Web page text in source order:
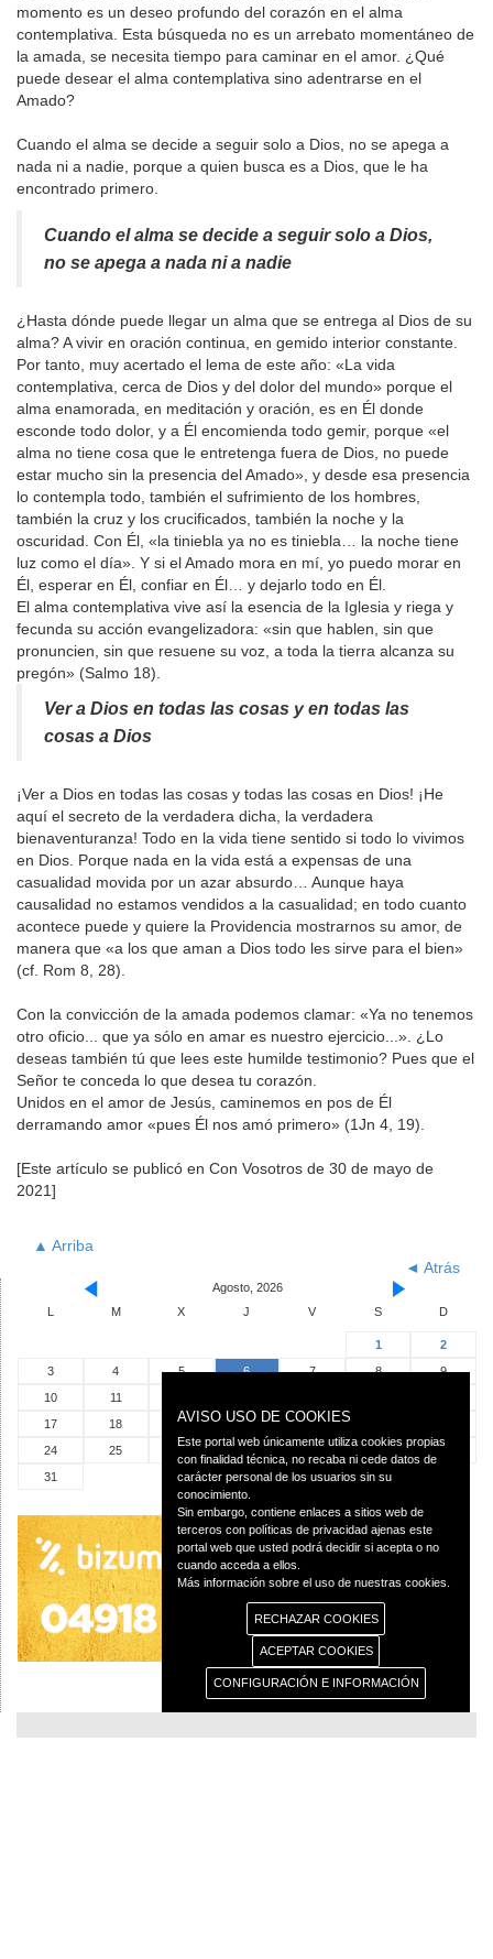
momento es un deseo profundo del corazón en el alma
contemplativa. Esta búsqueda no es un arrebato momentáneo de
la amada, se necesita tiempo para caminar en el amor. ¿Qué
puede desear el alma contemplativa sino adentrarse en el
Amado?
Cuando el alma se decide a seguir solo a Dios, no se apega a
nada ni a nadie, porque a quien busca es a Dios, que le ha
encontrado primero.
Cuando el alma se decide a seguir solo a Dios,
no se apega a nada ni a nadie
¿Hasta dónde puede llegar un alma que se entrega al Dios de su
alma? A vivir en oración continua, en gemido interior constante.
Por tanto, muy acertado el lema de este año: «La vida
contemplativa, cerca de Dios y del dolor del mundo» porque el
alma enamorada, en meditación y oración, es en Él donde
esconde todo dolor, y a Él encomienda todo gemir, porque «el
alma no tiene cosa que le entretenga fuera de Dios, no puede
estar mucho sin la presencia del Amado», y desde esa presencia
lo contempla todo, también el sufrimiento de los hombres,
también la cruz y los crucificados, también la noche y la
oscuridad. Con Él, «la tiniebla ya no es tiniebla… la noche tiene
luz como el día». Y si el Amado mora en mí, yo puedo morar en
Él, esperar en Él, confiar en Él… y dejarlo todo en Él.
El alma contemplativa vive así la esencia de la Iglesia y riega y
fecunda su acción evangelizadora: «sin que hablen, sin que
pronuncien, sin que resuene su voz, a toda la tierra alcanza su
pregón» (Salmo 18).
Ver a Dios en todas las cosas y en todas las
cosas a Dios
¡Ver a Dios en todas las cosas y todas las cosas en Dios! ¡He
aquí el secreto de la verdadera dicha, la verdadera
bienaventuranza! Todo en la vida tiene sentido si todo lo vivimos
en Dios. Porque nada en la vida está a expensas de una
casualidad movida por un azar absurdo… Aunque haya
causalidad no estamos vendidos a la casualidad; en todo cuanto
acontece puede y quiere la Providencia mostrarnos su amor, de
manera que «a los que aman a Dios todo les sirve para el bien»
(cf. Rom 8, 28).
Con la convicción de la amada podemos clamar: «Ya no tenemos
otro oficio... que ya sólo en amar es nuestro ejercicio...». ¿Lo
deseas también tú que lees este humilde testimonio? Pues que el
Señor te conceda lo que desea tu corazón.
Unidos en el amor de Jesús, caminemos en pos de Él
derramando amor «pues Él nos amó primero» (1Jn 4, 19).
[Este artículo se publicó en Con Vosotros de 30 de mayo de
2021]
▲ Arriba
◄ Atrás
Agosto, 2026
L
M X J V S D
1
2
3
4 5 6 7 8
9
10
11
17
18 19 20 21
24
25 26 27 28 29
30
31
AVISO USO DE COOKIES
Este portal web únicamente utiliza cookies propias
con finalidad técnica, no recaba ni cede datos de
carácter personal de los usuarios sin su
conocimiento.
Sin embargo, contiene enlaces a sitios web de
terceros con políticas de privacidad ajenas este
portal web que usted podrá decidir si acepta o no
cuando acceda a ellos.
Más información sobre el uso de nuestras cookies.
RECHAZAR COOKIES
ACEPTAR COOKIES
CONFIGURACIÓN E INFORMACIÓN